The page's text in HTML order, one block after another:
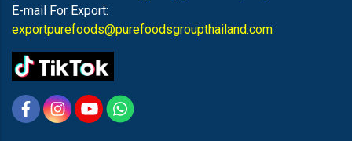
E-mail For Export:
exportpurefoods@purefoodsgroupthailand.com